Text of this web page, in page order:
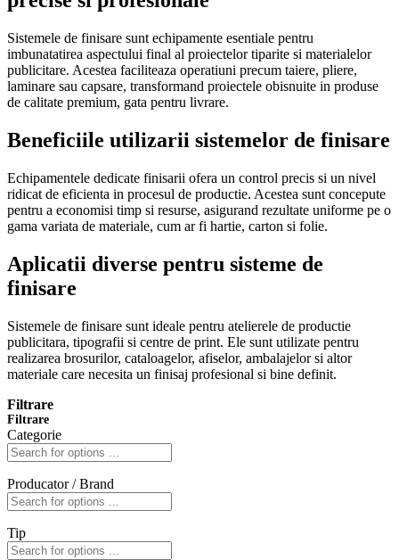
Sistemele de finisare sunt echipamente esentiale pentru
imbunatatirea aspectului final al proiectelor tiparite si materialelor
publicitare. Acestea faciliteaza operatiuni precum taiere, pliere,
laminare sau capsare, transformand proiectele obisnuite in produse
de calitate premium, gata pentru livrare.
Beneficiile utilizarii sistemelor de finisare
Echipamentele dedicate finisarii ofera un control precis si un nivel
ridicat de eficienta in procesul de productie. Acestea sunt concepute
pentru a economisi timp si resurse, asigurand rezultate uniforme pe o
gama variata de materiale, cum ar fi hartie, carton si folie.
Aplicatii diverse pentru sisteme de
finisare
Sistemele de finisare sunt ideale pentru atelierele de productie
publicitara, tipografii si centre de print. Ele sunt utilizate pentru
realizarea brosurilor, cataloagelor, afiselor, ambalajelor si altor
materiale care necesita un finisaj profesional si bine definit.
Filtrare
Filtrare
Categorie
Producator / Brand
Tip